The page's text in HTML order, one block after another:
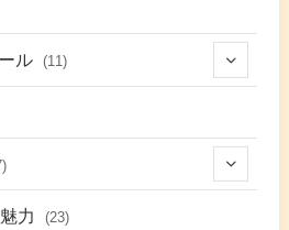
ル (11)
力 (23)